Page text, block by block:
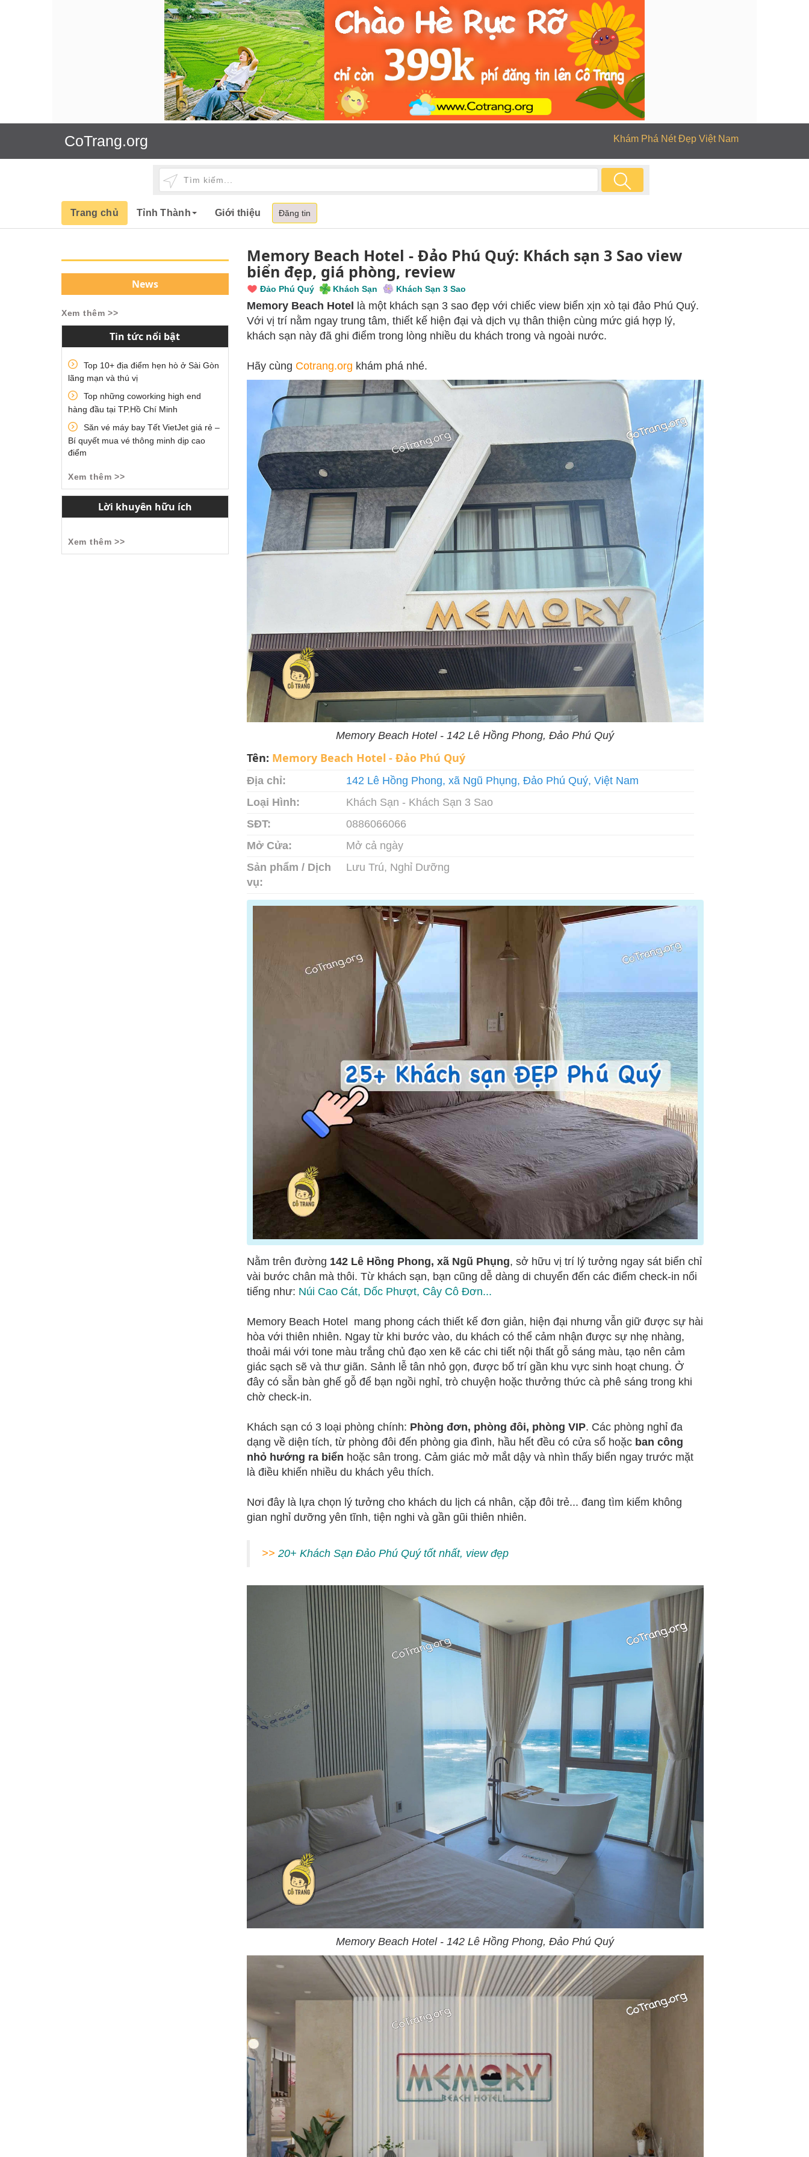
CoTrang.org Khám Phá Nét Đẹp Việt Nam
Trang chủ Tỉnh Thành Giới thiệu Đăng tin
News
Xem thêm >>
Tin tức nổi bật
Top 10+ địa điểm hẹn hò ở Sài Gòn
lãng mạn và thú vị
Top những coworking high end
hàng đầu tại TP.Hồ Chí Minh
Săn vé máy bay Tết VietJet giá rẻ –
Bí quyết mua vé thông minh dịp cao
điểm
Xem thêm >>
Lời khuyên hữu ích
Xem thêm >>
Memory Beach Hotel - Đảo Phú Quý: Khách sạn 3 Sao view
biển đẹp, giá phòng, review
Đảo Phú Quý Khách Sạn Khách Sạn 3 Sao
Memory Beach Hotel là một khách sạn 3 sao đẹp với chiếc view biển xịn xò tại đảo Phú Quý.
Với vị trí nằm ngay trung tâm, thiết kế hiện đại và dịch vụ thân thiện cùng mức giá hợp lý,
khách sạn này đã ghi điểm trong lòng nhiều du khách trong và ngoài nước.
Hãy cùng Cotrang.org khám phá nhé.
Memory Beach Hotel - 142 Lê Hồng Phong, Đảo Phú Quý
Tên: Memory Beach Hotel - Đảo Phú Quý
Địa chỉ:
142 Lê Hồng Phong, xã Ngũ Phụng, Đảo Phú Quý, Việt Nam
Loại Hình:
Khách Sạn - Khách Sạn 3 Sao
SĐT:
0886066066
Mở Cửa:
Mở cả ngày
Sản phẩm / Dịch
vụ:
Lưu Trú, Nghỉ Dưỡng
Nằm trên đường 142 Lê Hồng Phong, xã Ngũ Phụng, sở hữu vị trí lý tưởng ngay sát biển chỉ
vài bước chân mà thôi. Từ khách sạn, bạn cũng dễ dàng di chuyển đến các điểm check-in nổi
tiếng như: Núi Cao Cát, Dốc Phượt, Cây Cô Đơn...
Memory Beach Hotel mang phong cách thiết kế đơn giản, hiện đại nhưng vẫn giữ được sự hài
hòa với thiên nhiên. Ngay từ khi bước vào, du khách có thể cảm nhận được sự nhẹ nhàng,
thoải mái với tone màu trắng chủ đạo xen kẽ các chi tiết nội thất gỗ sáng màu, tạo nên cảm
giác sạch sẽ và thư giãn. Sảnh lễ tân nhỏ gọn, được bố trí gần khu vực sinh hoạt chung. Ở
đây có sẵn bàn ghế gỗ để bạn ngồi nghỉ, trò chuyện hoặc thưởng thức cà phê sáng trong khi
chờ check-in.
Khách sạn có 3 loại phòng chính: Phòng đơn, phòng đôi, phòng VIP. Các phòng nghỉ đa
dạng về diện tích, từ phòng đôi đến phòng gia đình, hầu hết đều có cửa sổ hoặc ban công
nhỏ hướng ra biển hoặc sân trong. Cảm giác mở mắt dậy và nhìn thấy biển ngay trước mặt
là điều khiến nhiều du khách yêu thích.
Nơi đây là lựa chọn lý tưởng cho khách du lịch cá nhân, cặp đôi trẻ... đang tìm kiếm không
gian nghỉ dưỡng yên tĩnh, tiện nghi và gần gũi thiên nhiên.
>> 20+ Khách Sạn Đảo Phú Quý tốt nhất, view đẹp
Memory Beach Hotel - 142 Lê Hồng Phong, Đảo Phú Quý